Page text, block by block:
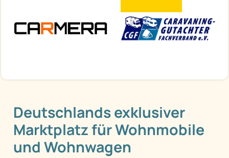
Deutschlands exklusiver
Marktplatz für Wohnmobile
und Wohnwagen